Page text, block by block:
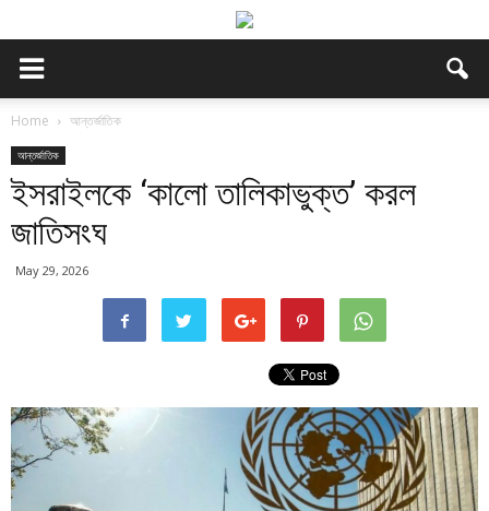
Home আন্তর্জাতিক
আন্তর্জাতিক
ইসরাইলকে ‘কালো তালিকাভুক্ত’ করল
জাতিসংঘ
May 29, 2026